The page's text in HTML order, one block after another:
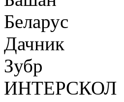
Беларус
Дачник
Зубр
ИНТЕРСКОЛ